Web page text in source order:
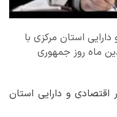
استان مرکزی با
ماه روز جمهوری
اقتصادی و دارایی استان